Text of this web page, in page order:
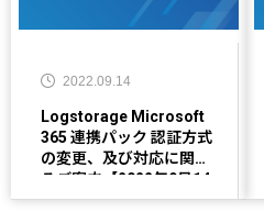
2022.09.14
Logstorage Microsoft
365 連携パック 認証方式
の変更、及び対応に関す
るご案内【2022年9月14
日更新】